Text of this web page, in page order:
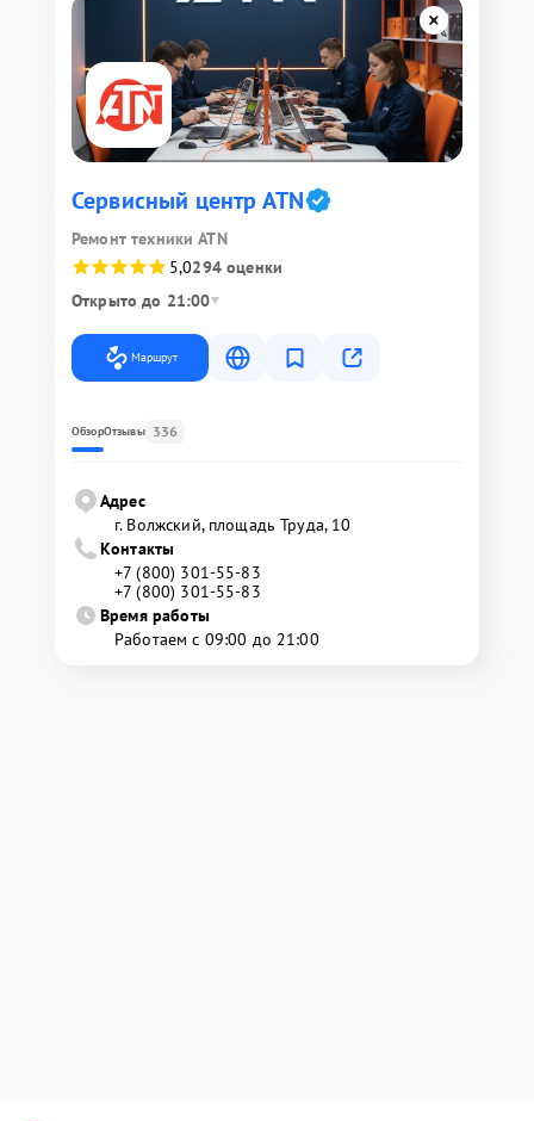
Сервисный центр ATN
Ремонт техники ATN
5,0294 оценки
Открыто до 21:00
Маршрут
ОбзорОтзывы 336
Адрес
г. Волжский, площадь Труда, 10
Контакты
+7 (800) 301-55-83
+7 (800) 301-55-83
Время работы
Работаем с 09:00 до 21:00